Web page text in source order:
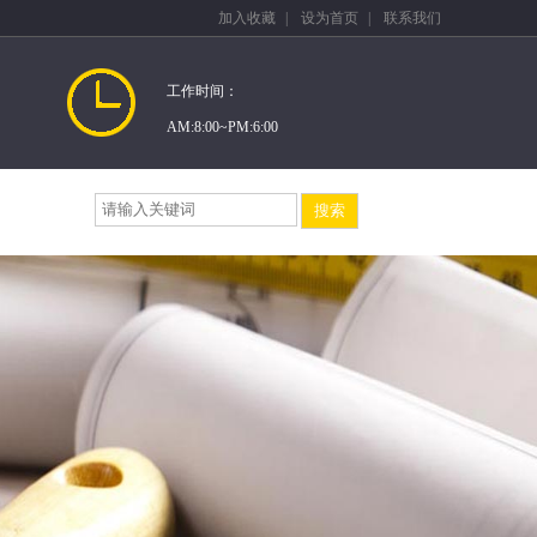
加入收藏 设为首页 联系我们
工作时间：
AM:8:00~PM:6:00